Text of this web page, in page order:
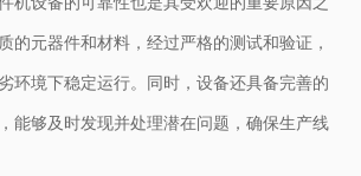
的元器件和材料，经过严格的测试和验证，
环境下稳定运行。同时，设备还具备完善的
能够及时发现并处理潜在问题，确保生产线